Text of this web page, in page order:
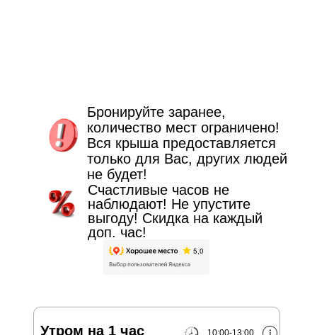
10:00-13:00
Утром на 1 час
Счастливые часов не
наблюдают! Не упустите
выгоду! Скидка на каждый
доп. час!
Бронируйте заранее,
количество мест ограничено!
Вся крыша предоставляется
только для Вас, других людей
не будет!